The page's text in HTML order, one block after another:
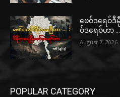
ဖေဝ်ဒရေဝ်ဒဳ
ဝ်ဒရေဝ်ဟာ …
August 7, 2026
POPULAR CATEGORY